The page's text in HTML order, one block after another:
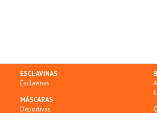
ESCLAVINAS
Esclavinas
MÁSCARAS
Deportivas